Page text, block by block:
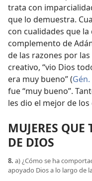
trata con
que lo demuestra.
con cualidades que
complemento de
de las razones por
creativo, “vio Dios
era muy bueno” (Gén.
fue “muy bueno”.
les dio el mejor de
MUJERES
DE DIOS
8. a) ¿Cómo se ha
apoyado Dios a lo largo de